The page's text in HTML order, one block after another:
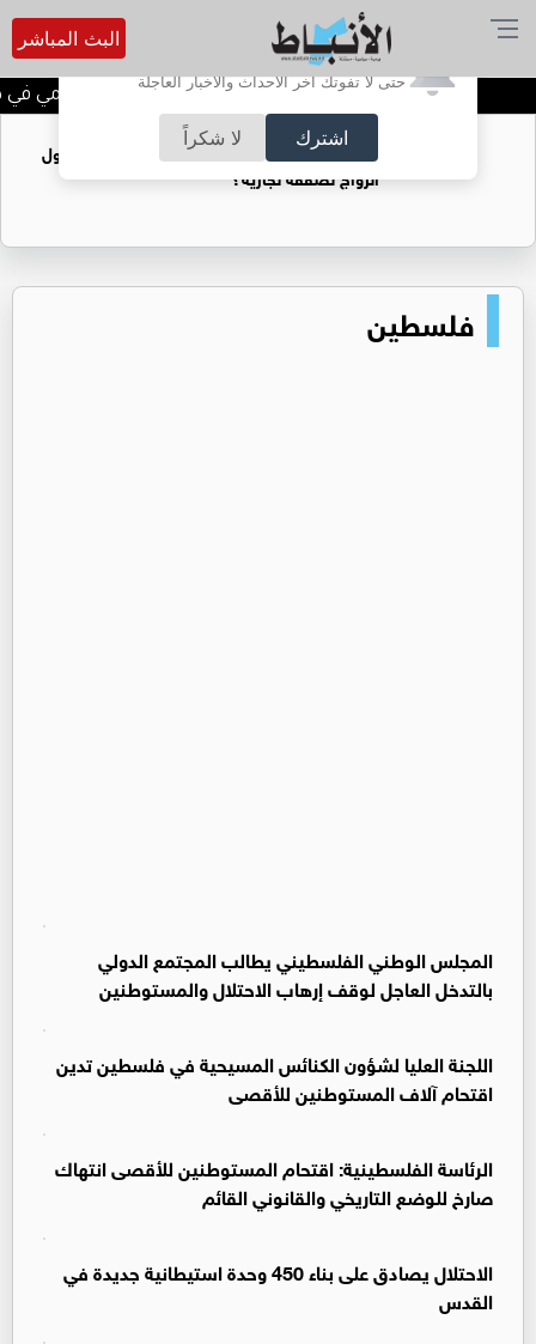
أترغب في تفعيل الإشعارات؟
حتى لا تفوتك آخر الأحداث والأخبار العاجلة
اشترك لا شكراً
البث المباشر
الحاجة خالدة محمود الكرمي في
فتيات يستغللنه لتحقيق مكاسب مادية.. هل تحول
الزواج لصفقة تجارية؟
فلسطين
المجلس الوطني الفلسطيني يطالب المجتمع الدولي
بالتدخل العاجل لوقف إرهاب الاحتلال والمستوطنين
اللجنة العليا لشؤون الكنائس المسيحية في فلسطين تدين
اقتحام آلاف المستوطنين للأقصى
الرئاسة الفلسطينية: اقتحام المستوطنين للأقصى انتهاك
صارخ للوضع التاريخي والقانوني القائم
الاحتلال يصادق على بناء 450 وحدة استيطانية جديدة في
القدس ‏